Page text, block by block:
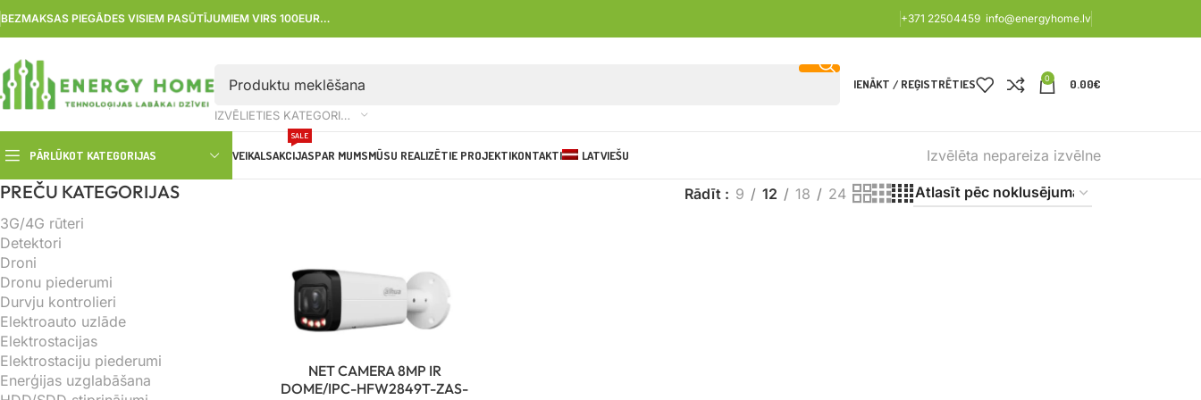
BEZMAKSAS PIEGĀDES VISIEM PASŪTĪJUMIEM VIRS 100EUR… +371 22504459 info@energyhome.lv
IZVĒLIETIES KATEGORIJU
IENĀKT / REĢISTRĒTIES 0 0.00€
PĀRLŪKOT KATEGORIJAS VEIKALSAKCIJAS
SALE
PAR MUMSMŪSU REALIZĒTIE PROJEKTIKONTAKTI LATVIEŠU Izvēlēta nepareiza izvēlne
PREČU KATEGORIJAS
3G/4G rūteri
Detektori
Droni
Dronu piederumi
Durvju kontrolieri
Elektroauto uzlāde
Elektrostacijas
Elektrostaciju piederumi
Enerģijas uzglabāšana
Rādīt 9 12 18 24
NET CAMERA 8MP IR
DOME/IPC-HFW2849T-ZAS-